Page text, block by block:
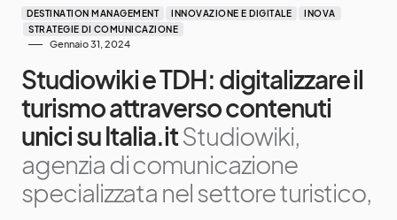
DESTINATION MANAGEMENT INNOVAZIONE E DIGITALE
INOVA
STRATEGIE DI COMUNICAZIONE
Gennaio 31, 2024
Studiowiki e TDH: digitalizzare il
turismo attraverso contenuti
unici su Italia.itStudiowiki,
agenzia di comunicazione
specializzata nel settore turistico,